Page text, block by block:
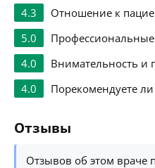
4.3
Отношение к
5.0
Профессиональные
4.0
Внимательность и
4.0
Порекомендуете ли
Отзывы
Отзывов об этом враче